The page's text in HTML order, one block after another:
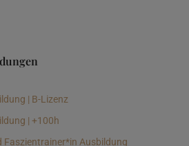
| B-Lizenz
| +100h
Faszientrainer*in Ausbildung